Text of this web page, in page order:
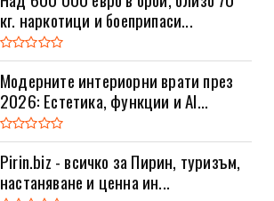
кг. наркотици и боеприпаси...
Модерните интериорни врати през
2026: Естетика, функции и AI...
Pirin.biz - всичко за Пирин, туризъм,
настаняване и ценна ин...